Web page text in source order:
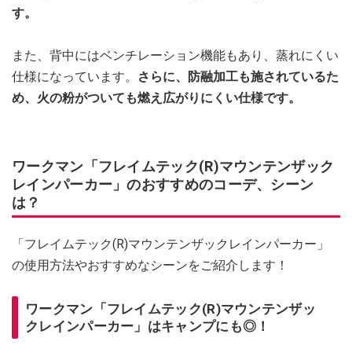
す。
また、背中にはベンチレーション機能もあり、蒸れにくい
仕様になっています。
さらに、防融加工も施されているた
め、火の粉がついても燃え広がりにくい仕様です。
ワークマン「フレイムテック(R)マウンテンザック
レインパーカー」のおすすめのコーデ、シーン
は？
「フレイムテック(R)マウンテンザックレインパーカー」
の使用方法やおすすめなシーンをご紹介します！
ワークマン「フレイムテック(R)マウンテンザッ
クレインパーカー」はキャンプにも◎！